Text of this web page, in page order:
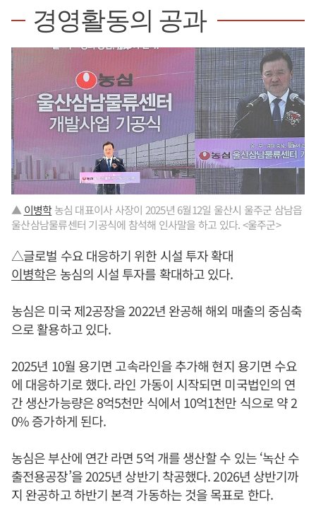
경영활동의 공과
▲ 이병학농심 대표이사 사장이 2025년 6월12일 울산시 울주군 삼남읍
울산삼남물류센터 기공식에 참석해 인사말을 하고 있다. <울주군>
△글로벌 수요 대응하기 위한 시설 투자 확대
이병학은 농심의 시설 투자를 확대하고 있다.
농심은 미국 제2공장을 2022년 완공해 해외 매출의 중심축
으로 활용하고 있다.
2025년 10월 용기면 고속라인을 추가해 현지 용기면 수요
에 대응하기로 했다. 라인 가동이 시작되면 미국법인의 연
간 생산가능량은 8억5천만 식에서 10억1천만 식으로 약 2
0% 증가하게 된다.
농심은 부산에 연간 라면 5억 개를 생산할 수 있는 ‘녹산 수
출전용공장’을 2025년 상반기 착공했다. 2026년 상반기까
지 완공하고 하반기 본격 가동하는 것을 목표로 한다.